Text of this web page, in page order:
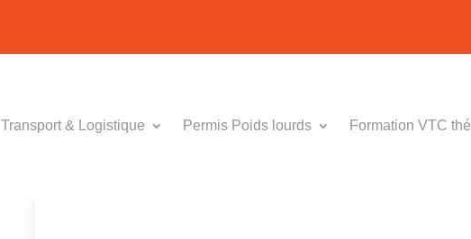
Transport & Logistique Permis Poids lourds Formation VTC